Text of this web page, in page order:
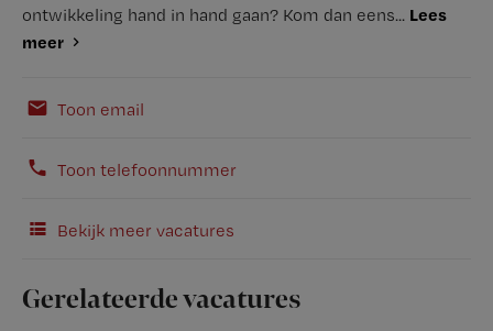
ontwikkeling hand in hand gaan? Kom dan eens... Lees
meer
Toon email
Toon telefoonnummer
Bekijk meer vacatures
Gerelateerde vacatures